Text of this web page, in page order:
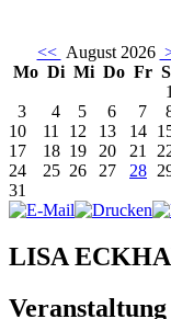
<< August 2026
Mo Di Mi Do Fr
3
4 5 6 7
10
11 12 13 14
17
18 19 20 21
24
25 26 27 28
31
LISA
Veranstaltung